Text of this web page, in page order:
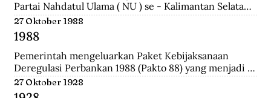
Republik untuk membebaskan perwira-perwira
Sekutu dan pegawai RAPWI (Relief of Allied Prisoners
of War and Internees) yang ditawan Republik.
Partai Nahdatul Ulama ( NU ) se - Kalimantan Selatan
meminta kepada Presiden Sukarno supaya mengubah
status Keadaan Darurat Militer menjadi Keadaan
Darurat Sipil di Kalsel.
27 Oktober 1988
1988
Pemerintah mengeluarkan Paket Kebijaksanaan
Deregulasi Perbankan 1988 (Pakto 88) yang menjadi
titik balik dari berbagai kebijaksanaan penertiban
perbankan 1971-1972. Salah satu fundamental dalam
27 Oktober 1928